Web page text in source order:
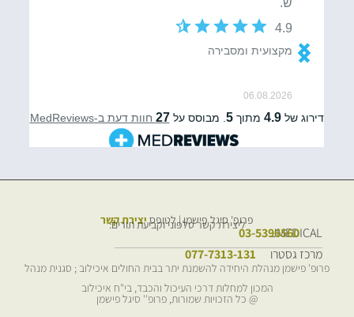
פרופ' סיגל פישמן | לטופסיצירת קשר
ליצירת קשר טלפוני וקביעת תורים:
JMEDICAL
03-5396560
מרכז גסטרו
077-7313-131
פרופ' פישמן מנהלת היחידה להשמנת יתר בבית החולים איכילוב ; סגנית מנהל
המכון למחלות דרכי העיכול והכבד, בי"ח איכילוב
@ כל הזכויות שמורות, פרופ'' סיגל פישמן